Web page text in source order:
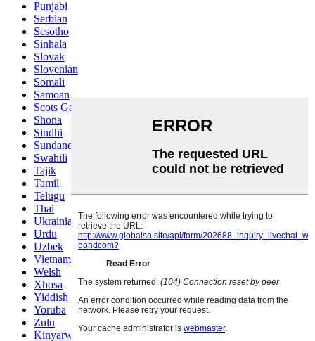
Punjabi
Serbian
Sesotho
Sinhala
Slovak
Slovenian
Somali
Samoan
Scots Gaelic
Shona
Sindhi
Sundanese
Swahili
Tajik
Tamil
Telugu
Thai
Ukrainian
Urdu
Uzbek
Vietnamese
Welsh
Xhosa
Yiddish
Yoruba
Zulu
Kinyarwanda